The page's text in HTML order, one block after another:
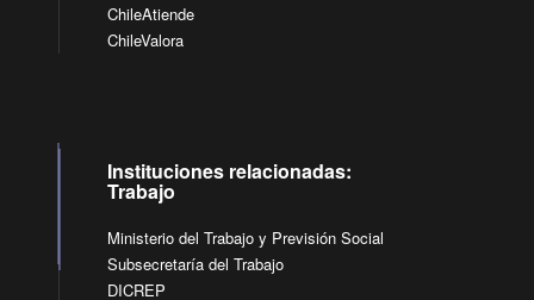
ChileAtiende
ChileValora
Instituciones relacionadas:
Trabajo
Ministerio del Trabajo y Previsión Social
Subsecretaría del Trabajo
DICREP